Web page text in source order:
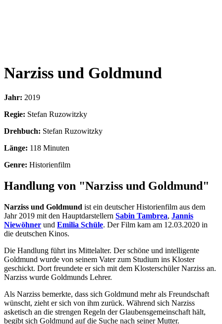
Narziss und Goldmund
Jahr: 2019
Regie: Stefan Ruzowitzky
Drehbuch: Stefan Ruzowitzky
Länge: 118 Minuten
Genre: Historienfilm
Handlung von "Narziss und Goldmund"
Narziss und Goldmund ist ein deutscher Historienfilm aus dem
Jahr 2019 mit den Hauptdarstellern Sabin Tambrea, Jannis
Niewöhner und Emilia Schüle. Der Film kam am 12.03.2020 in
die deutschen Kinos.
Die Handlung führt ins Mittelalter. Der schöne und intelligente
Goldmund wurde von seinem Vater zum Studium ins Kloster
geschickt. Dort freundete er sich mit dem Klosterschüler Narziss an.
Narziss wurde Goldmunds Lehrer.
Als Narziss bemerkte, dass sich Goldmund mehr als Freundschaft
wünscht, zieht er sich von ihm zurück. Während sich Narziss
asketisch an die strengen Regeln der Glaubensgemeinschaft hält,
begibt sich Goldmund auf die Suche nach seiner Mutter.